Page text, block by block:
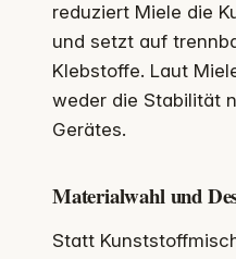
reduziert Miele die
und setzt auf
Klebstoffe. Laut
weder die Stabilität
Gerätes.
Materialwahl und
Statt